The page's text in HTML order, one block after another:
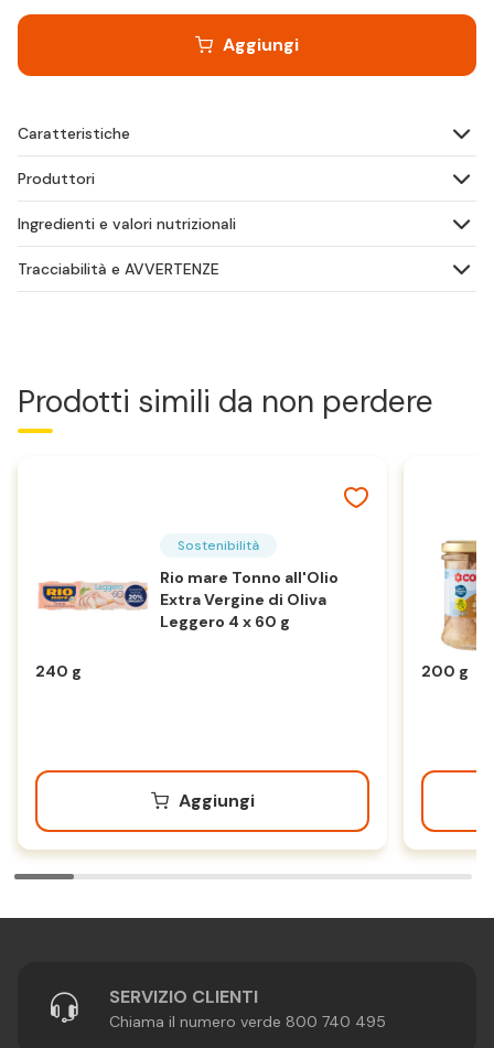
Aggiungi
Caratteristiche
Produttori
Ingredienti e valori nutrizionali
Tracciabilità e AVVERTENZE
Prodotti simili da non perdere
Sostenibilità
Rio mare Tonno all'Olio
Extra Vergine di Oliva
Leggero 4 x 60 g
240 g
Aggiungi
200 g
SERVIZIO CLIENTI
Chiama il numero verde 800 740 495